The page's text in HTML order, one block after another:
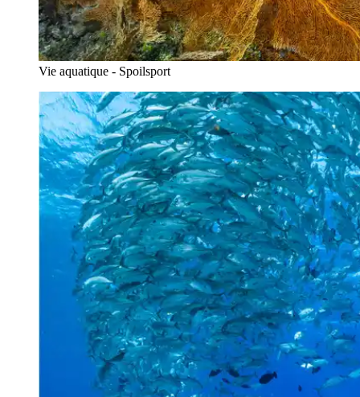
Vie aquatique - Spoilsport